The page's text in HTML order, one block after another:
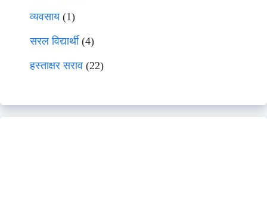
व्यवसाय(1)
सरल विद्यार्थी(4)
हस्ताक्षर सराव (22)